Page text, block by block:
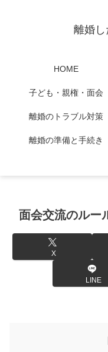
離婚し
HOME
子ども・親権・面会
離婚のトラブル対策
離婚の準備と手続き
面会交流のルー
X
LINE